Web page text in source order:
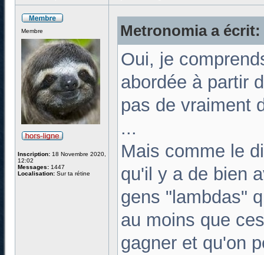
Membre
Inscription: 18 Novembre 2020,
12:02
Messages: 1447
Localisation: Sur ta rétine
Metronomia a écrit:
Oui, je
abordée à partir
pas de vraiment
...
Mais comme le
qu'il y a de bien
gens "lambdas"
au moins que
gagner et qu'on